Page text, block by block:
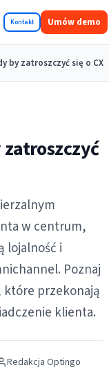
Kontakt Umów demo
by zatroszczyć się o CX
w centrum,
lojalność i
Poznaj
przekonają
klienta.
Redakcja Optingo